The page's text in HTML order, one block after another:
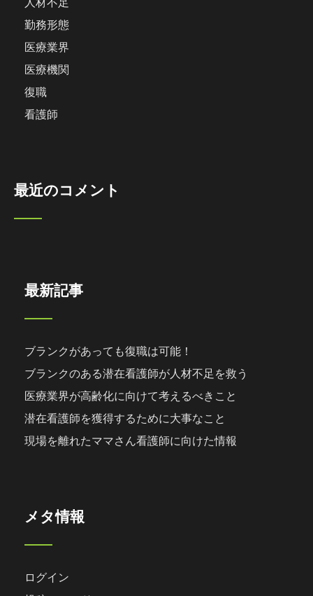
勤務形態
医療業界
医療機関
復職
看護師
最近のコメント
最新記事
ブランクがあっても復職は可能！
ブランクのある潜在看護師が人材不足を救う
医療業界が高齢化に向けて考えるべきこと
潜在看護師を獲得するために大事なこと
現場を離れたママさん看護師に向けた情報
メタ情報
ログイン